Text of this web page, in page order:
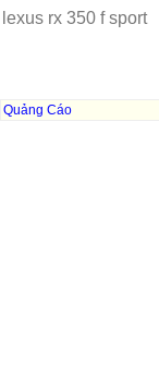
lexus rx 350 f sport
Quảng Cáo